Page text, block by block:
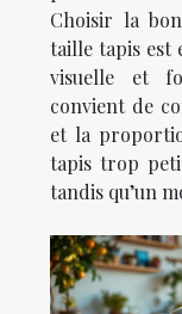
Choisir la
taille tapis est
visuelle et
convient de
et la
tapis trop
tandis qu’un